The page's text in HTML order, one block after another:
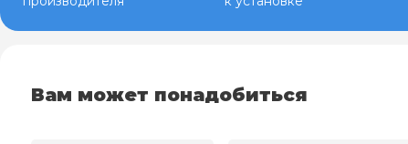
Вам может понадобиться